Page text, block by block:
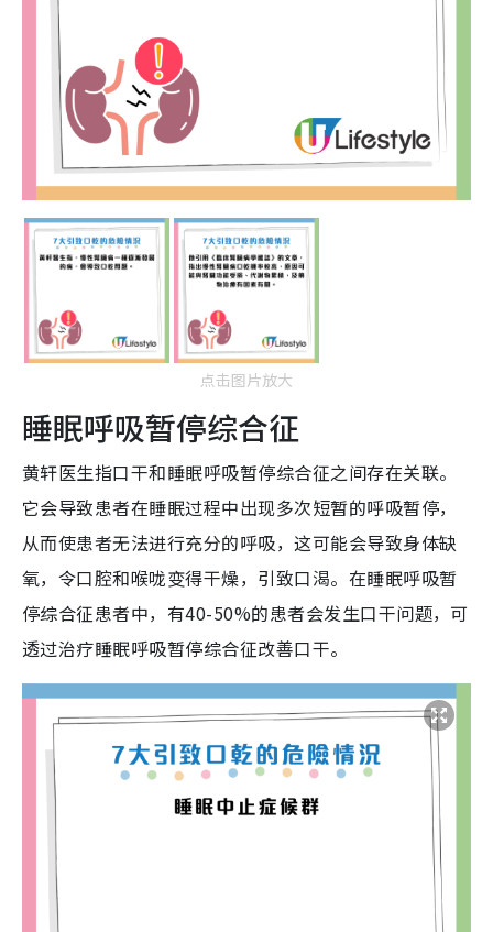
点击图片放大
睡眠呼吸暂停综合征
黄轩医生指口干和睡眠呼吸暂停综合征之间存在关联。
它会导致患者在睡眠过程中出现多次短暂的呼吸暂停，
从而使患者无法进行充分的呼吸，这可能会导致身体缺
氧，令口腔和喉咙变得干燥，引致口渴。在睡眠呼吸暂
停综合征患者中，有40-50%的患者会发生口干问题，可
透过治疗睡眠呼吸暂停综合征改善口干。